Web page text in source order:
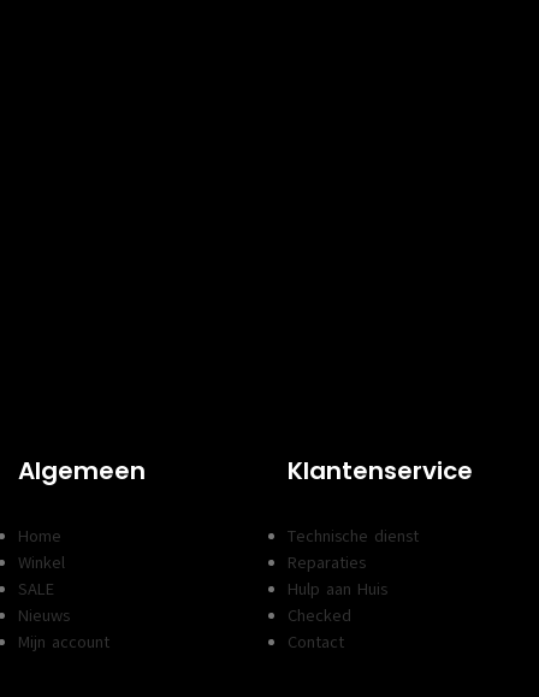
Algemeen
Home
Winkel
SALE
Nieuws
Mijn account
Klantenservice
Technische dienst
Reparaties
Hulp aan Huis
Checked
Contact